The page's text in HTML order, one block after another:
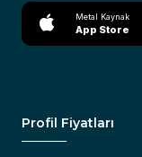
Metal Kaynak
App Store
Profil Fiyatları